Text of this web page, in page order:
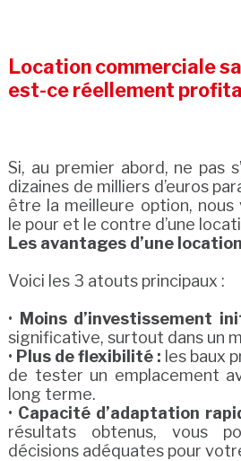
Location commerciale
est-ce réellement
Si, au premier abord, ne pas
dizaines de milliers d’euros
être la meilleure option, nous
le pour et le contre d’une
Les avantages d’une
Voici les 3 atouts principaux :
• Moins d’investissement
significative, surtout dans un
• Plus de flexibilité : les baux
de tester un emplacement
long terme.
• Capacité d’adaptation
résultats obtenus, vous
décisions adéquates pour